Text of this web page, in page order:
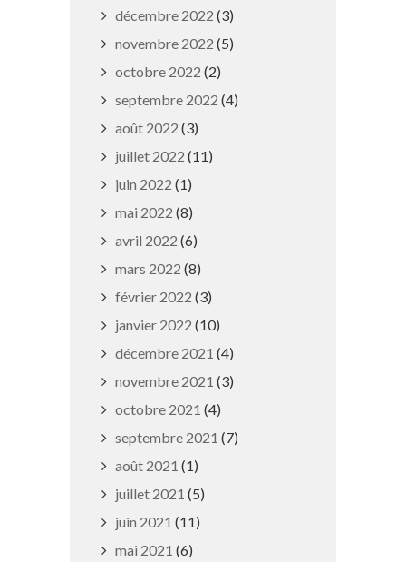
décembre 2022 (3)
novembre 2022 (5)
octobre 2022 (2)
septembre 2022 (4)
août 2022 (3)
juillet 2022 (11)
juin 2022 (1)
mai 2022 (8)
avril 2022 (6)
mars 2022 (8)
février 2022 (3)
janvier 2022 (10)
décembre 2021 (4)
novembre 2021 (3)
octobre 2021 (4)
septembre 2021 (7)
août 2021 (1)
juillet 2021 (5)
juin 2021 (11)
mai 2021 (6)
Sécheresse : retour au niveau de
vigilance
23 septembre 2025
Miss 15/17 Lorraine
11 septembre 2025